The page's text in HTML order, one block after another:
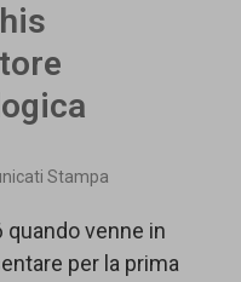
Stampa
venne in
per la prima